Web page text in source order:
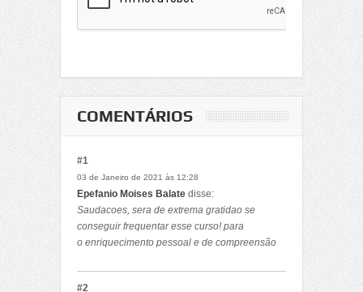
COMENTÁRIOS
#1
03 de Janeiro de 2021 às 12:28
Epefanio Moises Balate disse:
Saudacoes, sera de extrema gratidao se
conseguir frequentar esse curso! para
o enriquecimento pessoal e de compreensão
#2